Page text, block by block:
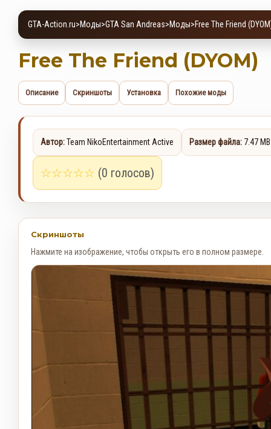
GTA-Action.ru>Моды>GTA San Andreas>Моды>Free The Friend
Free The Friend (DYOM)
Описание Скриншоты Установка Похожие моды
Автор:Team NikoEntertainment Active Размер файла: 7.47 MB
☆☆☆☆☆ (0 голосов)
Скриншоты
Нажмите на изображение, чтобы открыть его в полном размере.